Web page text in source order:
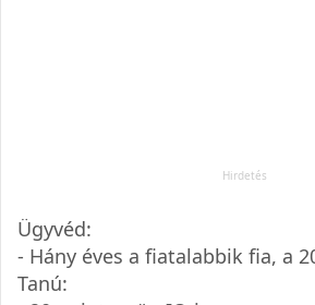
Ügyvéd:
- Hány éves a fiatalabbik fia, a
Tanú: